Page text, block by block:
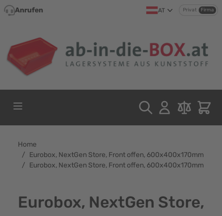
Direkt zum Inhalt
Anrufen AT Privat Firma
Home
/ Eurobox, NextGen Store, Front offen, 600x400x170mm
/ Eurobox, NextGen Store, Front offen, 600x400x170mm
Eurobox, NextGen Store,